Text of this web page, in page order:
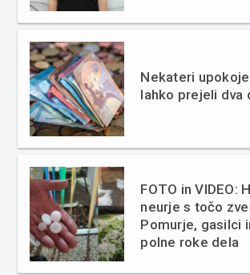
Nekateri
lahko prejeli dva
FOTO in VIDEO:
neurje s točo
Pomurje, gasilci
polne roke dela